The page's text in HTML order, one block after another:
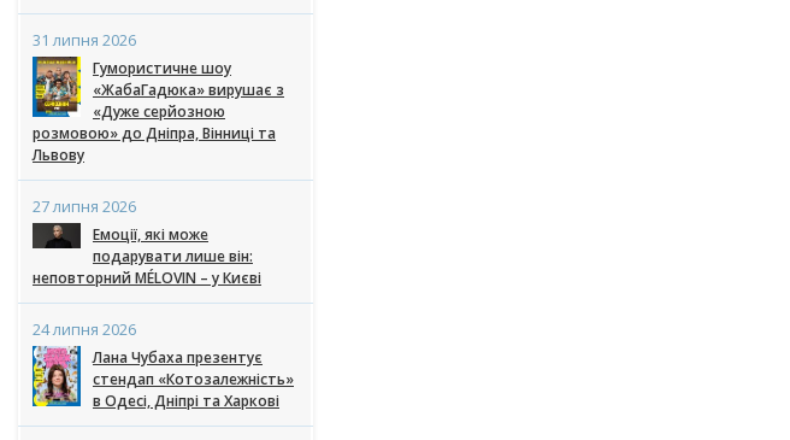
31 липня 2026
Гумористичне шоу
«ЖабаГадюка» вирушає з
«Дуже серйозною
розмовою» до Дніпра, Вінниці та
Львову
27 липня 2026
Емоції, які може
подарувати лише він:
неповторний MÉLOVIN – у Києві
24 липня 2026
Лана Чубаха презентує
стендап «Котозалежність»
в Одесі, Дніпрі та Харкові